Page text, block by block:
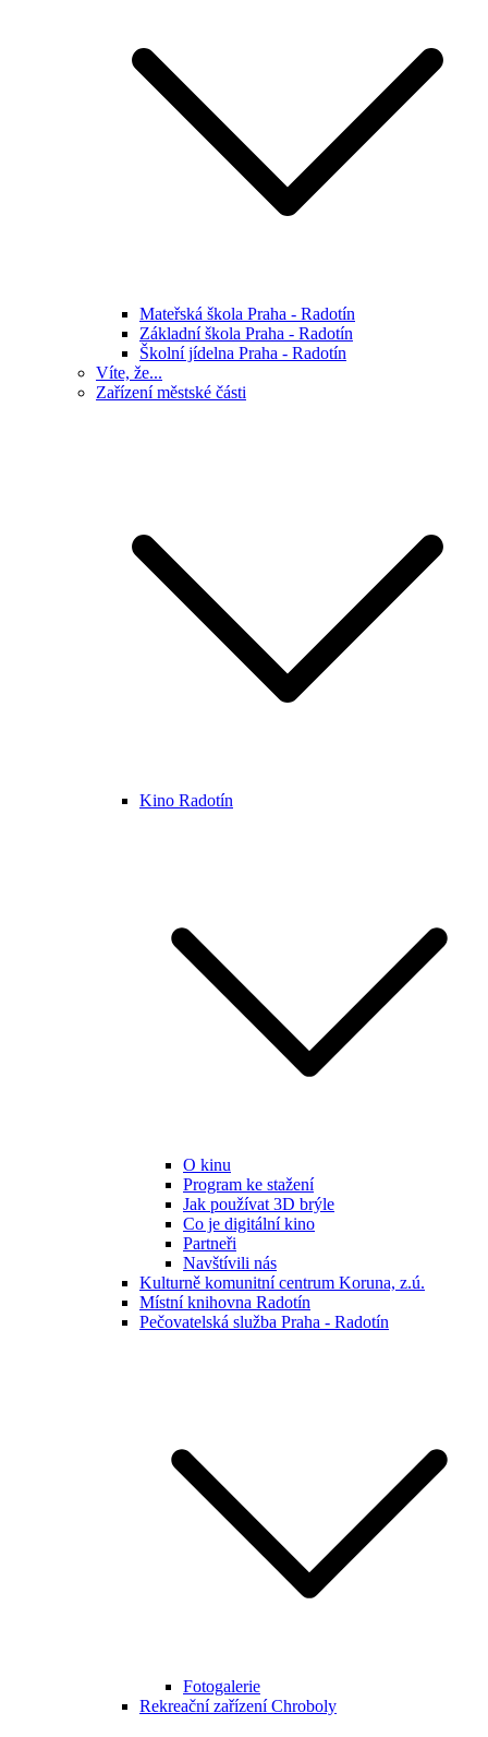
Mateřská škola Praha - Radotín
Základní škola Praha - Radotín
Školní jídelna Praha - Radotín
Víte, že...
Zařízení městské části
Kino Radotín
O kinu
Program ke stažení
Jak používat 3D brýle
Co je digitální kino
Partneři
Navštívili nás
Kulturně komunitní centrum Koruna, z.ú.
Místní knihovna Radotín
Pečovatelská služba Praha - Radotín
Fotogalerie
Rekreační zařízení Chroboly